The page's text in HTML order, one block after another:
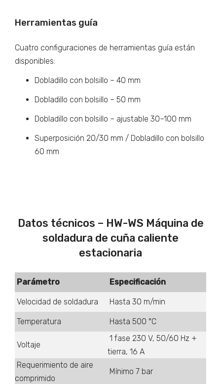
Herramientas guía
Cuatro configuraciones de herramientas guía están
disponibles:
Dobladillo con bolsillo – 40 mm
Dobladillo con bolsillo – 50 mm
Dobladillo con bolsillo – ajustable 30–100 mm
Superposición 20/30 mm / Dobladillo con bolsillo
60 mm
Datos técnicos – HW-WS Máquina de
soldadura de cuña caliente
estacionaria
Parámetro Especificación
Velocidad de soldadura Hasta 30 m/min
Temperatura Hasta 500 °C
Voltaje
1 fase 230 V, 50/60 Hz +
tierra, 16 A
Requerimiento de aire
comprimido
Mínimo 7 bar